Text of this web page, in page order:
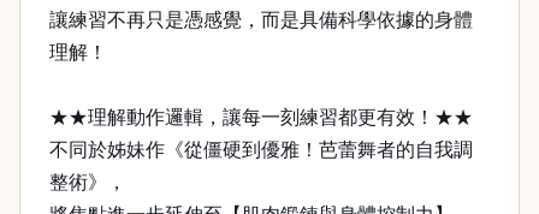
讓練習不再只是憑感覺，而是具備科學依據的身體
理解！
★★理解動作邏輯，讓每一刻練習都更有效！★★
不同於姊妹作《從僵硬到優雅！芭蕾舞者的自我調
整術》，